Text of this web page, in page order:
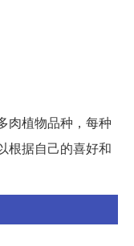
肉植物品种，每种
根据自己的喜好和